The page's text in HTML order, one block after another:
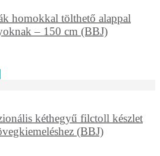
homokkal tölthető alappal
– 150 cm (BBJ)
kéthegyű filctoll készlet
(BBJ)